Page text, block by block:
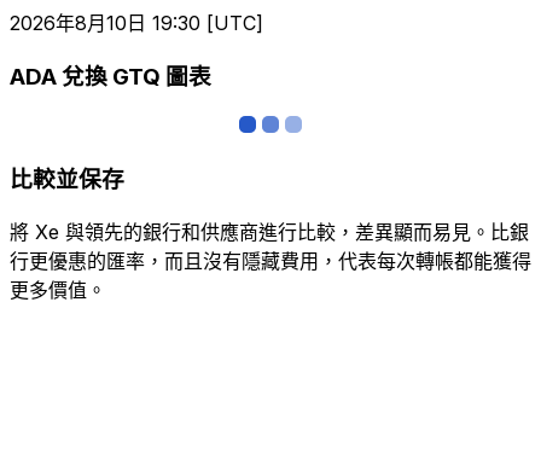
2026年8月10日 19:30 [UTC]
ADA 兌換 GTQ 圖表
比較並保存
將 Xe 與領先的銀行和供應商進行比較，差異顯而易見。比銀
行更優惠的匯率，而且沒有隱藏費用，代表每次轉帳都能獲得
更多價值。